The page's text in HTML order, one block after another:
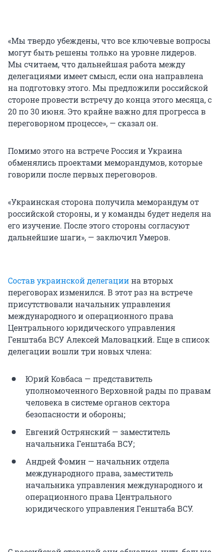
«Мы твердо убеждены, что все ключевые вопросы
могут быть решены только на уровне лидеров.
Мы считаем, что дальнейшая работа между
делегациями имеет смысл, если она направлена
на подготовку этого. Мы предложили российской
стороне провести встречу до конца этого месяца, с
20 по 30 июня. Это крайне важно для прогресса в
переговорном процессе», — сказал он.
Помимо этого на встрече Россия и Украина
обменялись проектами меморандумов, которые
говорили после первых переговоров.
«Украинская сторона получила меморандум от
российской стороны, и у команды будет неделя на
его изучение. После этого стороны согласуют
дальнейшие шаги», — заключил Умеров.
Состав украинской делегациина вторых
переговорах изменился. В этот раз на встрече
присутствовали начальник управления
международного и операционного права
Центрального юридического управления
Генштаба ВСУ Алексей Маловацкий. Еще в список
делегации вошли три новых члена:
Юрий Ковбаса — представитель
уполномоченного Верховной рады по правам
человека в системе органов сектора
безопасности и обороны;
Евгений Острянский — заместитель
начальника Генштаба ВСУ;
Андрей Фомин — начальник отдела
международного права, заместитель
начальника управления международного и
операционного права Центрального
юридического управления Генштаба ВСУ.